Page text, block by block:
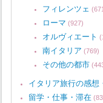
フィレンツェ
ローマ (927)
オルヴィエート
南イタリア (769)
その他の都市
イタリア旅行の感想
留学・仕事・滞在